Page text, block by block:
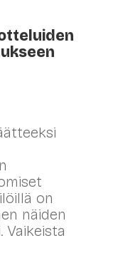
on
näiden
Vaikeista